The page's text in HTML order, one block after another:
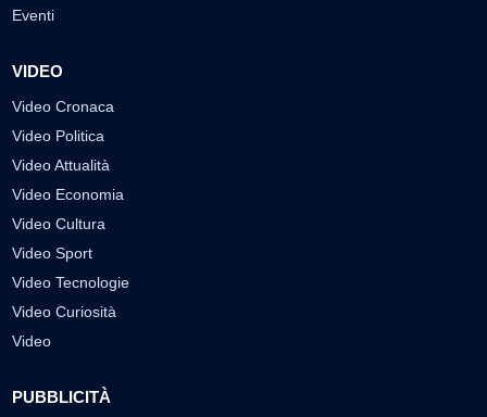
Eventi
VIDEO
Video Cronaca
Video Politica
Video Attualità
Video Economia
Video Cultura
Video Sport
Video Tecnologie
Video Curiosità
Video
PUBBLICITÀ